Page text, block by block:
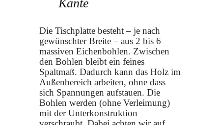
Kante
Die Tischplatte besteht – je nach
gewünschter Breite – aus 2 bis 6
massiven Eichenbohlen. Zwischen
den Bohlen bleibt ein feines
Spaltmaß. Dadurch kann das Holz im
Außenbereich arbeiten, ohne dass
sich Spannungen aufstauen. Die
Bohlen werden (ohne Verleimung)
mit der Unterkonstruktion